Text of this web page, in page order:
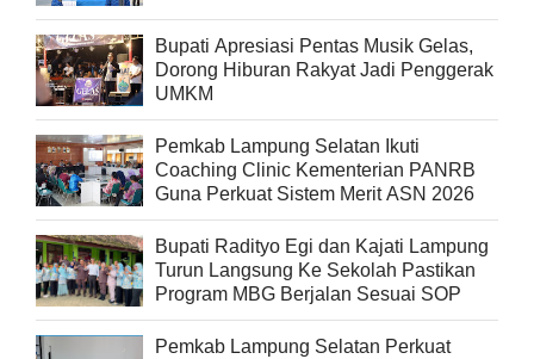
Bupati Apresiasi Pentas Musik Gelas,
Dorong Hiburan Rakyat Jadi Penggerak
UMKM
Pemkab Lampung Selatan Ikuti
Coaching Clinic Kementerian PANRB
Guna Perkuat Sistem Merit ASN 2026
Bupati Radityo Egi dan Kajati Lampung
Turun Langsung Ke Sekolah Pastikan
Program MBG Berjalan Sesuai SOP
Pemkab Lampung Selatan Perkuat